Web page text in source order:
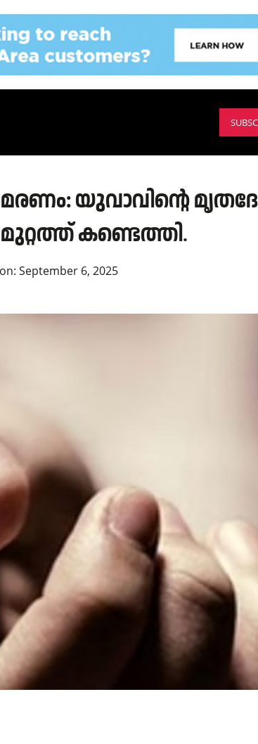
യുവാവിന്റെ
കണ്ടെത്തി.
September 6, 2025